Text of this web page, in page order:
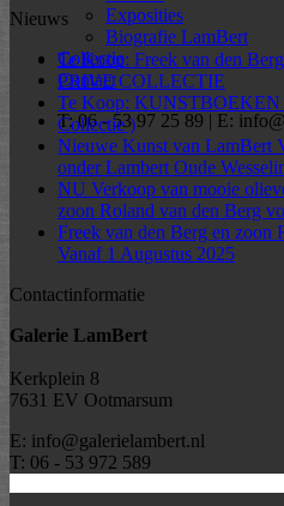
Exposities
Biografie LamBert
Collectie
Contact
T: 06 - 53 97 25 89 | E:
Nieuws
Te Koop: Freek van den
PRIVE COLLECTIE
Te Koop: KUNSTBOEKEN
Collectie )
Nieuwe Kunst van LamBert
onder Lambert Oude
NU Verkoop van mooie
zoon Roland van den Berg
Freek van den Berg en zoon
Vanaf 1 Augustus 2025
Contactinformatie
Galerie LamBert
Kerkplein 8
7631 EV Ootmarsum
E: info@galerielambert.nl
T: 06 - 53 972 589